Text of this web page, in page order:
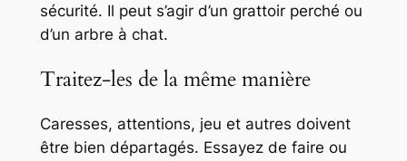
sécurité. Il peut s’agir d’un grattoir perché ou
d’un arbre à chat.
Traitez-les de la même manière
Caresses, attentions, jeu et autres doivent
être bien départagés. Essayez de faire ou